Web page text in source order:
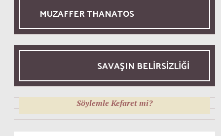
MUZAFFER THANATOS
SAVAŞIN BELIRSIZLIĞI
HAZIRAN 20, 2026
Bu Yaşanan Neofeodalizm Değil
Hiperkapitalizm
Eleştirel Teorinin Kassandra’sı: Gillian Rose’un
Söylemle Kefaret mi?